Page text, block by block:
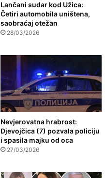
Lančani sudar kod Užica:
Četiri automobila uništena,
saobraćaj otežan
28/03/2026
Nevjerovatna hrabrost:
Djevojčica (7) pozvala policiju
i spasila majku od oca
27/03/2026